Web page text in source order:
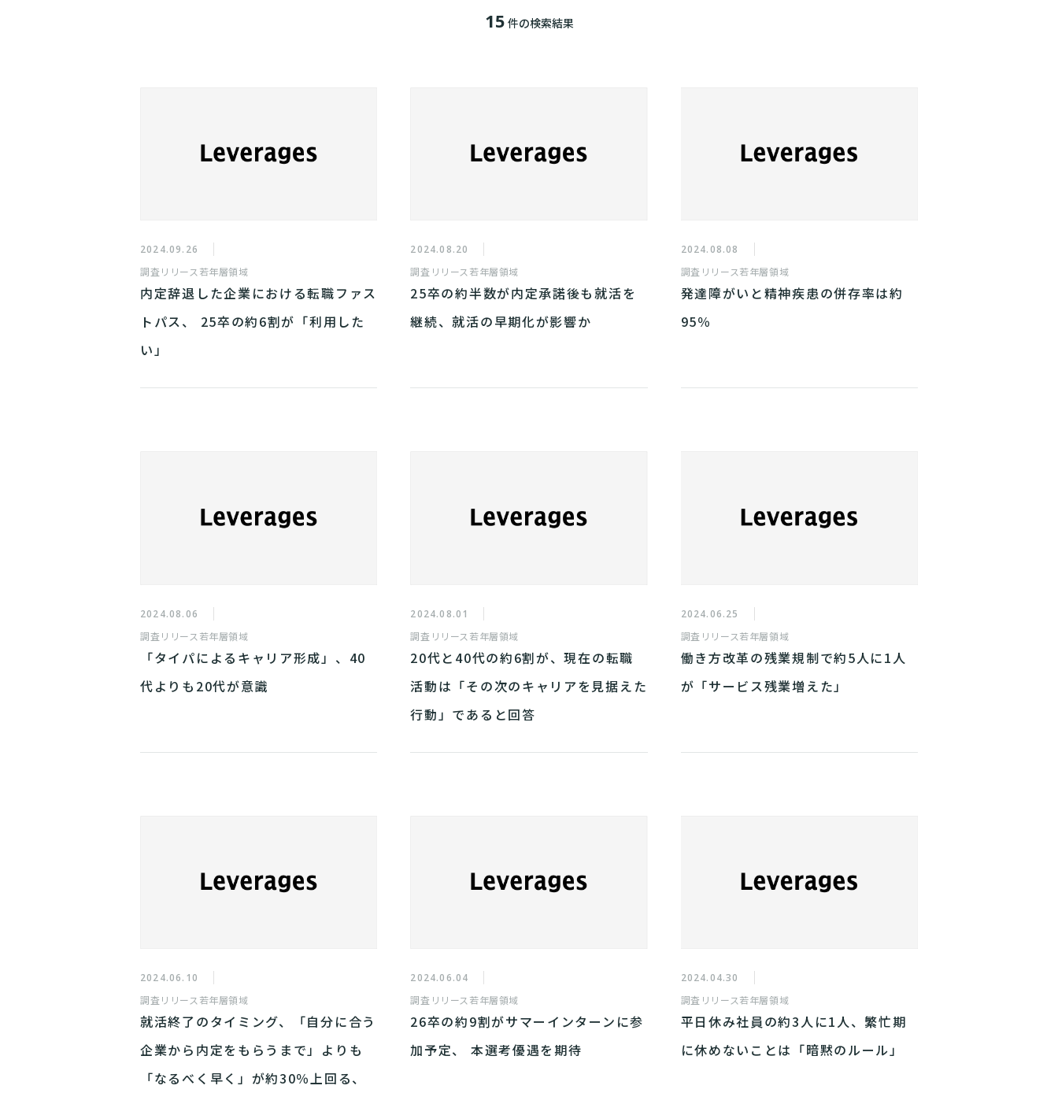
15 件の検索結果
2024.09.26
調査リリース若年層領域
内定辞退した企業における転職ファス
トパス、 25卒の約6割が「利用した
い」
2024.08.20
調査リリース若年層領域
25卒の約半数が内定承諾後も就活を
継続、就活の早期化が影響か
2024.08.08
調査リリース若年層領域
発達障がいと精神疾患の併存率は約
95％
2024.08.06
調査リリース 若年層領域
「タイパによるキャリア形成」、40
代よりも20代が意識
2024.08.01
調査リリース 若年層領域
20代と40代の約6割が、現在の転職
活動は「その次のキャリアを見据えた
行動」であると回答
2024.06.25
調査リリース若年層領域
働き方改革の残業規制で約5人に1人
が「サービス残業増えた」
2024.06.10
調査リリース若年層領域
就活終了のタイミング、「自分に合う
企業から内定をもらうまで」よりも
「なるべく早く」が約30％上回る、
2024.06.04
調査リリース若年層領域
26卒の約9割がサマーインターンに参
加予定、 本選考優遇を期待
2024.04.30
調査リリース若年層領域
平日休み社員の約3人に1人、繁忙期
に休めないことは「暗黙のルール」